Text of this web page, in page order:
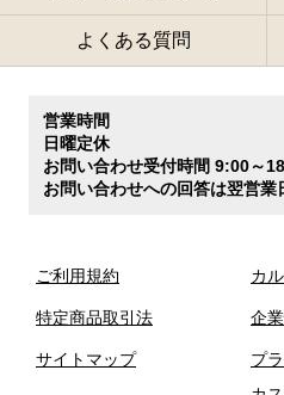
よくある質問
営業時間
日曜定休
お問い合わせ受付時間 9:00～
お問い合わせへの回答は翌営業
ご利用規約
特定商品取引法
サイトマップ
カ
企
プ